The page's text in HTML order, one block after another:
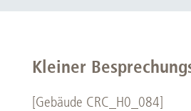
Kleiner
[Gebäude CRC_H0_084]